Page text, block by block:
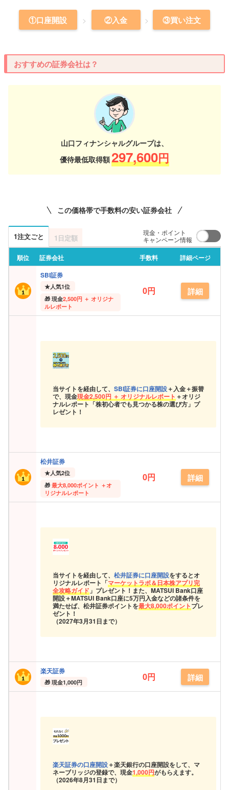
①口座開設 ②入金 ③買い注文
おすすめの証券会社は？
山口フィナンシャルグループは、
優待最低取得額297,600円
この価格帯で手数料の安い証券会社
1注文ごと 1日定額
現金・ポイント
キャンペーン情報
順位 証券会社 手数料
詳細ページ
SBI証券
★人気1位
現金2,500円 ＋ オリジナ
ルレポート
0円 詳細
当サイトを経由して、 SBI証券に口座開設＋入金＋振替
で、現金現金2,500円 ＋ オリジナルレポート ＋オリジ
ナルレポート「株初心者でも見つかる株の選び方」プ
レゼント！
松井証券
★人気2位
最大8,000ポイント ＋オ
リジナルレポート
0円 詳細
当サイトを経由して、 松井証券に口座開設をするとオ
リジナルレポート「マーケットラボ＆日本株アプリ完
全攻略ガイド 」プレゼント！また、MATSUI Bank口座
開設＋MATSUI Bank口座に5万円入金などの諸条件を
満たせば、松井証券ポイントを最大8,000ポイントプレ
ゼント！
（2027年3月31日まで）
楽天証券
現金1,000円 0円 詳細
楽天証券の口座開設＋楽天銀行の口座開設をして、マ
ネーブリッジの登録で、現金1,000円がもらえます。
（2026年8月31日まで）